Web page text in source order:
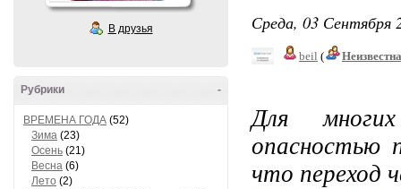
В друзья
-
Рубрики
ВРЕМЕНА ГОДА (52)
Зима (23)
Осень (21)
Весна (6)
Лето (2)
Среда, 03 Сентября
beil (
Для
опасностью
что переход